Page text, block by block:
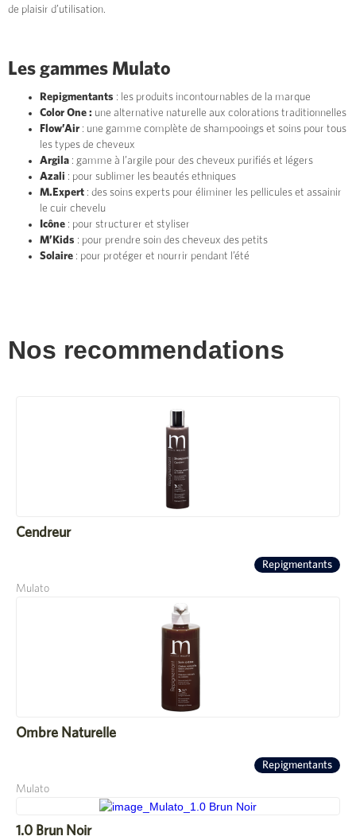
de plaisir d’utilisation.
Les gammes Mulato
Repigmentants : les produits incontournables de la marque
Color One : une alternative naturelle aux colorations traditionnelles
Flow’Air : une gamme complète de shampooings et soins pour tous
les types de cheveux
Argila : gamme à l’argile pour des cheveux purifiés et légers
Azali : pour sublimer les beautés ethniques
M.Expert : des soins experts pour éliminer les pellicules et assainir
le cuir chevelu
Icône : pour structurer et styliser
M’Kids : pour prendre soin des cheveux des petits
Solaire : pour protéger et nourrir pendant l’été
Nos recommendations
Cendreur
Repigmentants
Mulato
Ombre Naturelle
Repigmentants
Mulato
1.0 Brun Noir